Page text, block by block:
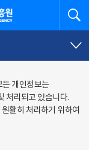
개인정보는
처리되고 있습니다.
활히 처리하기 위하여